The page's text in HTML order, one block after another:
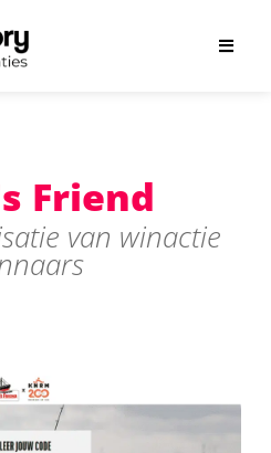
Friend
van winactie